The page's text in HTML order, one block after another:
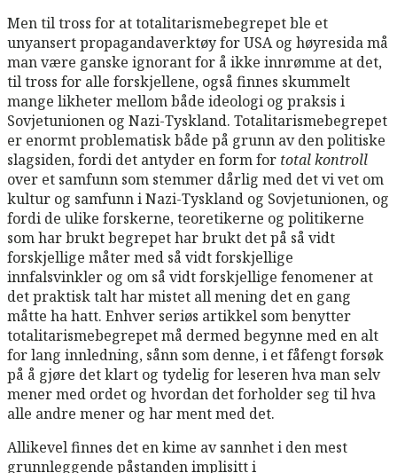
Men til tross for at totalitarismebegrepet ble et
unyansert propagandaverktøy for USA og høyresida må
man være ganske ignorant for å ikke innrømme at det,
til tross for alle forskjellene, også finnes skummelt
mange likheter mellom både ideologi og praksis i
Sovjetunionen og Nazi-Tyskland. Totalitarismebegrepet
er enormt problematisk både på grunn av den politiske
slagsiden, fordi det antyder en form for total kontroll
over et samfunn som stemmer dårlig med det vi vet om
kultur og samfunn i Nazi-Tyskland og Sovjetunionen, og
fordi de ulike forskerne, teoretikerne og politikerne
som har brukt begrepet har brukt det på så vidt
forskjellige måter med så vidt forskjellige
innfalsvinkler og om så vidt forskjellige fenomener at
det praktisk talt har mistet all mening det en gang
måtte ha hatt. Enhver seriøs artikkel som benytter
totalitarismebegrepet må dermed begynne med en alt
for lang innledning, sånn som denne, i et fåfengt forsøk
på å gjøre det klart og tydelig for leseren hva man selv
mener med ordet og hvordan det forholder seg til hva
alle andre mener og har ment med det.
Allikevel finnes det en kime av sannhet i den mest
grunnleggende påstanden implisitt i